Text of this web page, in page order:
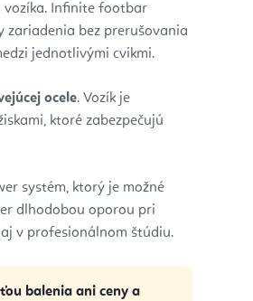
vozíka. Infinite footbar
zariadenia bez prerušovania
jednotlivými cvikmi.
ocele. Vozík je
ktoré zabezpečujú
systém, ktorý je možné
dlhodobou oporou pri
v profesionálnom štúdiu.
balenia ani ceny a